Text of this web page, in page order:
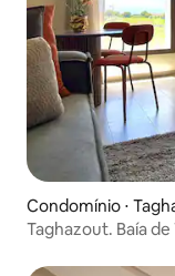
Condomínio ⋅
Taghazout. Baía